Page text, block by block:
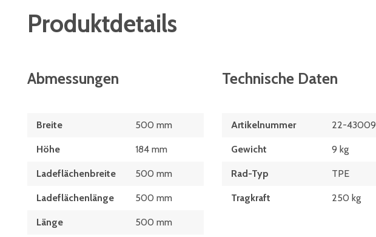
Produktdetails
Abmessungen
Breite 500 mm
Höhe 184 mm
Ladeflächenbreite 500 mm
Ladeflächenlänge 500 mm
Länge 500 mm
Technische Daten
Artikelnummer 22-43009
Gewicht 9 kg
Rad-Typ TPE
Tragkraft 250 kg